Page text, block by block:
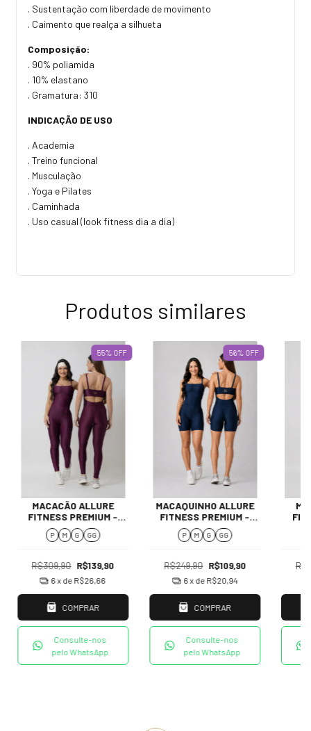
. Sustentação com liberdade de movimento
. Caimento que realça a silhueta
Composição:
. 90% poliamida
. 10% elastano
. Gramatura: 310
INDICAÇÃO DE USO
. Academia
. Treino funcional
. Musculação
. Yoga e Pilates
. Caminhada
. Uso casual (look fitness dia a dia)
Produtos similares
55% OFF
MACACÃO ALLURE
FITNESS PREMIUM -
WINE
P M G GG
R$309,90 R$139,90
6x de R$26,66
COMPRAR
Consulte-nos
pelo WhatsApp
56% OFF
MACAQUINHO ALLURE
FITNESS PREMIUM -
OCEAN
P M G GG
R$249,90 R$109,90
6x de R$20,94
COMPRAR
Consulte-nos
pelo WhatsApp